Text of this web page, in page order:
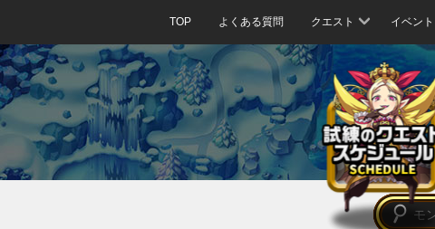
TOP よくある質問 クエスト イベント